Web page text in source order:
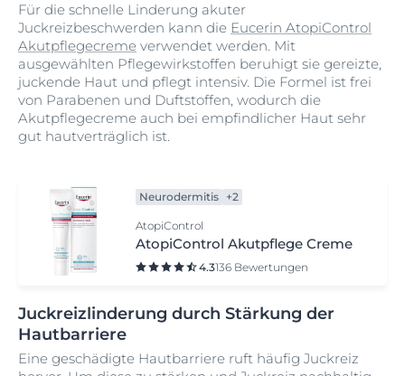
Für die schnelle Linderung akuter
Juckreizbeschwerden kann die Eucerin AtopiControl
Akutpflegecreme verwendet werden. Mit
ausgewählten Pflegewirkstoffen beruhigt sie gereizte,
juckende Haut und pflegt intensiv. Die Formel ist frei
von Parabenen und Duftstoffen, wodurch die
Akutpflegecreme auch bei empfindlicher Haut sehr
gut hautverträglich ist.
Neurodermitis +2
AtopiControl
AtopiControl Akutpflege Creme
4.3136 Bewertungen
Juckreizlinderung durch Stärkung der
Hautbarriere
Eine geschädigte Hautbarriere ruft häufig Juckreiz